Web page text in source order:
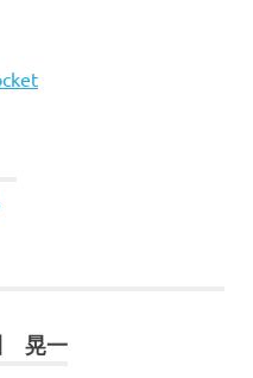
晃一